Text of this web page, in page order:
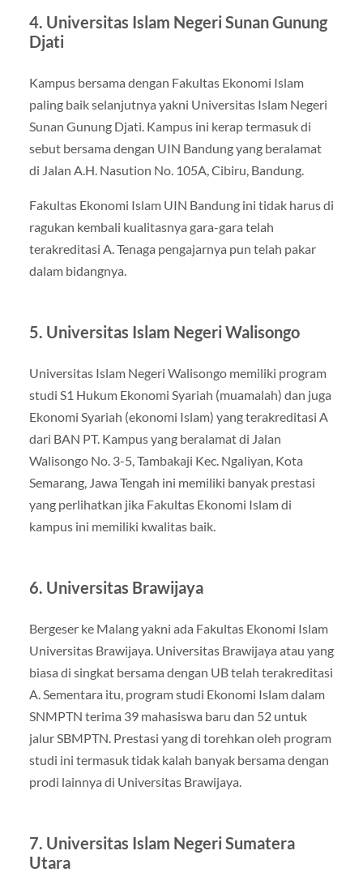
4. Universitas Islam Negeri Sunan Gunung
Djati
Kampus bersama dengan Fakultas Ekonomi Islam
paling baik selanjutnya yakni Universitas Islam Negeri
Sunan Gunung Djati. Kampus ini kerap termasuk di
sebut bersama dengan UIN Bandung yang beralamat
di Jalan A.H. Nasution No. 105A, Cibiru, Bandung.
Fakultas Ekonomi Islam UIN Bandung ini tidak harus di
ragukan kembali kualitasnya gara-gara telah
terakreditasi A. Tenaga pengajarnya pun telah pakar
dalam bidangnya.
5. Universitas Islam Negeri Walisongo
Universitas Islam Negeri Walisongo memiliki program
studi S1 Hukum Ekonomi Syariah (muamalah) dan juga
Ekonomi Syariah (ekonomi Islam) yang terakreditasi A
dari BAN PT. Kampus yang beralamat di Jalan
Walisongo No. 3-5, Tambakaji Kec. Ngaliyan, Kota
Semarang, Jawa Tengah ini memiliki banyak prestasi
yang perlihatkan jika Fakultas Ekonomi Islam di
kampus ini memiliki kwalitas baik.
6. Universitas Brawijaya
Bergeser ke Malang yakni ada Fakultas Ekonomi Islam
Universitas Brawijaya. Universitas Brawijaya atau yang
biasa di singkat bersama dengan UB telah terakreditasi
A. Sementara itu, program studi Ekonomi Islam dalam
SNMPTN terima 39 mahasiswa baru dan 52 untuk
jalur SBMPTN. Prestasi yang di torehkan oleh program
studi ini termasuk tidak kalah banyak bersama dengan
prodi lainnya di Universitas Brawijaya.
7. Universitas Islam Negeri Sumatera
Utara